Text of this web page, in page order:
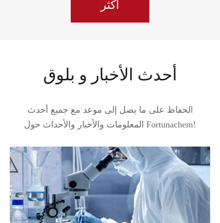
أكثر
أحدث الأخبار و بلوق
الحفاظ على ما يصل إلى موعد مع جميع أحدث
المعلومات والأخبار والأحداث حول Fortunachem!